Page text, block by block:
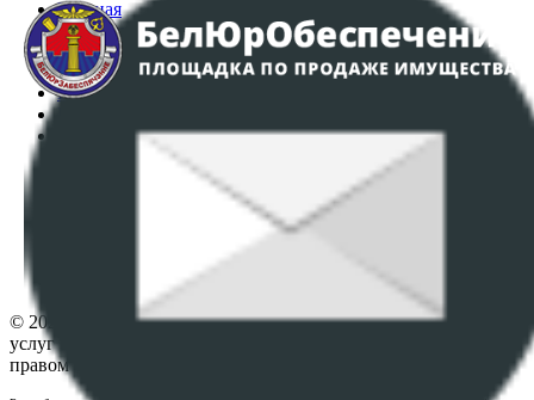
Главная
Аукционы
Интернет-магазин
Регламент организации и проведения торгов
Политика в отношении обработки персональных
ПОЛОЖЕНИЕ О ПОЛИТИКЕ ОБРАБОТКИ COOKIE-
Настройки cookie-файлов
© 2026 Республиканское унитарное предприятие по оказанию
услуг "БелЮрОбеспечение" - Все права защищены авторским
правом